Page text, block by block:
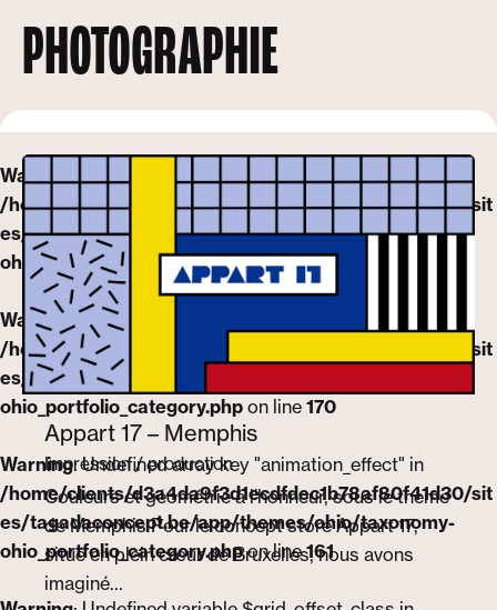
PHOTOGRAPHIE
Warning: Undefined array key "animation_effect" in
/home/clients/d3a4da9f3d1ecdfdec1b78af80f41d30/sit
es/tagadaconcept.be/app/themes/ohio/taxonomy-
ohio_portfolio_category.phpon line161
Warning: Undefined variable $grid_offset_class in
/home/clients/d3a4da9f3d1ecdfdec1b78af80f41d30/sit
es/tagadaconcept.be/app/themes/ohio/taxonomy-
ohio_portfolio_category.php on line 170
Appart 17 – Memphis
Impression / production
Couleurs et géométrie à l’honneur, sous le thème
de Memphis Pour le concept store Appart 17,
situé en plein cœur de Bruxelles, nous avons
imaginé…
Warning: Undefined array key "animation_effect" in
/home/clients/d3a4da9f3d1ecdfdec1b78af80f41d30/sit
es/tagadaconcept.be/app/themes/ohio/taxonomy-
ohio_portfolio_category.phpon line161